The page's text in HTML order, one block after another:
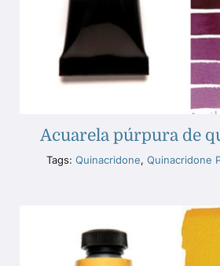
Acuarela púrpura de
Tags: Quinacridone, Quinacridone